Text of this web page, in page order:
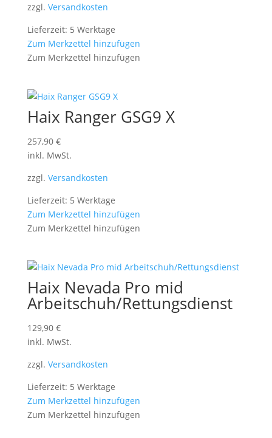
zzgl. Versandkosten
Lieferzeit: 5 Werktage
Zum Merkzettel hinzufügen
Zum Merkzettel hinzufügen
Haix Ranger GSG9 X
257,90 €
inkl. MwSt.
zzgl. Versandkosten
Lieferzeit: 5 Werktage
Zum Merkzettel hinzufügen
Zum Merkzettel hinzufügen
Haix Nevada Pro mid
Arbeitschuh/Rettungsdienst
129,90 €
inkl. MwSt.
zzgl. Versandkosten
Lieferzeit: 5 Werktage
Zum Merkzettel hinzufügen
Zum Merkzettel hinzufügen